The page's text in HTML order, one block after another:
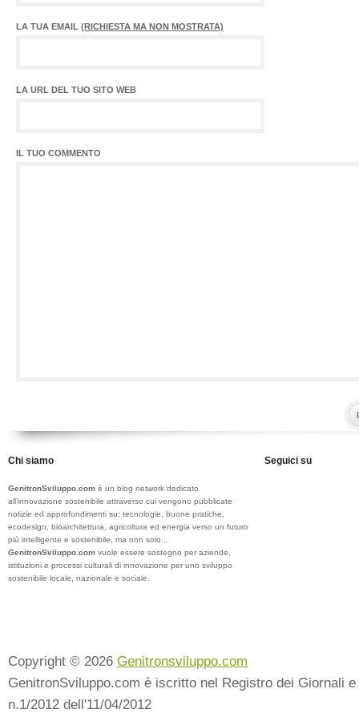
LA TUA EMAIL (RICHIESTA MA NON MOSTRATA)
LA URL DEL TUO SITO WEB
IL TUO COMMENTO
Chi siamo
GenitronSviluppo.com è un blog network dedicato
all’innovazione sostenibile attraverso cui vengono pubblicate
notizie ed approfondimenti su: tecnologie, buone pratiche,
ecodesign, bioarchitettura, agricoltura ed energia verso un futuro
più intelligente e sostenibile, ma non solo...
GenitronSviluppo.com vuole essere sostegno per aziende,
istituzioni e processi culturali di innovazione per uno sviluppo
sostenibile locale, nazionale e sociale.
Seguici su
Copyright © 2026 Genitronsviluppo.com
GenitronSviluppo.com è iscritto nel Registro dei Giornali
n.1/2012 dell'11/04/2012